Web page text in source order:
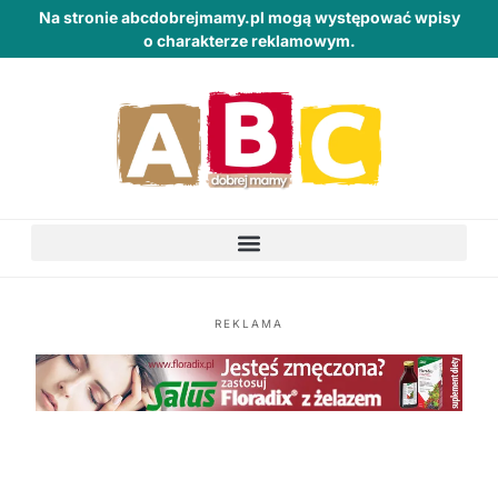
Na stronie abcdobrejmamy.pl mogą występować wpisy
o charakterze reklamowym.
REKLAMA